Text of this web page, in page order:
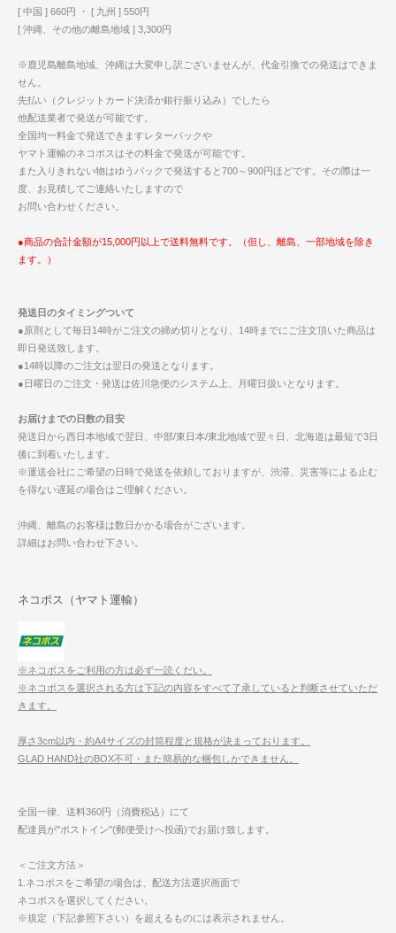
[ 中国 ] 660円 ・ [ 九州 ] 550円
[ 沖縄、その他の離島地域 ] 3,300円
※鹿児島離島地域、沖縄は大変申し訳ございませんが、代金引換での発送はできま
せん。
先払い（クレジットカード決済か銀行振り込み）でしたら
他配送業者で発送が可能です。
全国均一料金で発送できますレターパックや
ヤマト運輸のネコポスはその料金で発送が可能です。
また入りきれない物はゆうパックで発送すると700～900円ほどです。その際は一
度、お見積してご連絡いたしますので
お問い合わせください。
●商品の合計金額が15,000円以上で送料無料です。（但し、離島、一部地域を除き
ます。）
発送日のタイミングついて
●原則として毎日14時がご注文の締め切りとなり、14時までにご注文頂いた商品は
即日発送致します。
●14時以降のご注文は翌日の発送となります。
●日曜日のご注文・発送は佐川急便のシステム上、月曜日扱いとなります。
お届けまでの日数の目安
発送日から西日本地域で翌日、中部/東日本/東北地域で翌々日、北海道は最短で3日
後に到着いたします。
※運送会社にご希望の日時で発送を依頼しておりますが、渋滞、災害等による止む
を得ない遅延の場合はご理解ください。
沖縄、離島のお客様は数日かかる場合がございます。
詳細はお問い合わせ下さい。
ネコポス（ヤマト運輸）
※ネコポスをご利用の方は必ず一読くだい。
※ネコポスを選択される方は下記の内容をすべて了承していると判断させていただ
きます。
厚さ3cm以内・約A4サイズの封筒程度と規格が決まっております。
GLAD HAND社のBOX不可・また簡易的な梱包しかできません。
全国一律、送料360円（消費税込）にて
配達員が"ポストイン"(郵便受けへ投函)でお届け致します。
＜ご注文方法＞
1.ネコポスをご希望の場合は、配送方法選択画面で
ネコポスを選択してください。
※規定（下記参照下さい）を超えるものには表示されません。